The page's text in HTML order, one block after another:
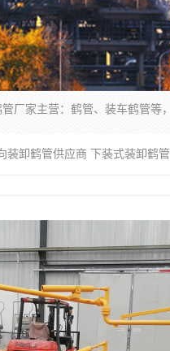
装卸鹤管供应商 下装式装卸鹤管